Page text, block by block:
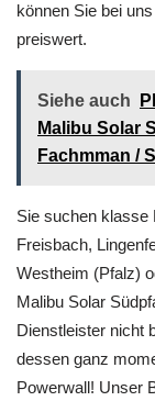
können Sie bei
preiswert.
Siehe auch
Malibu Solar
Fachmman /
Sie suchen klasse
Freisbach,
Westheim (Pfalz)
Malibu Solar
Dienstleister nicht
dessen ganz
Powerwall! Unser